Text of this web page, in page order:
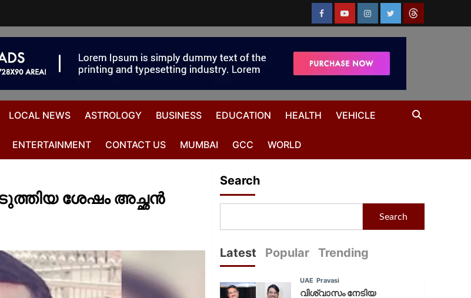
LOCAL NEWS ASTROLOGY BUSINESS EDUCATION HEALTH VEHICLE
ENTERTAINMENT CONTACT US MUMBAI GCC WORLD
ശേഷം അച്ഛൻ
Search
Search
Latest Popular Trending
UAE Pravasi
വിശ്വാസം നേടിയ